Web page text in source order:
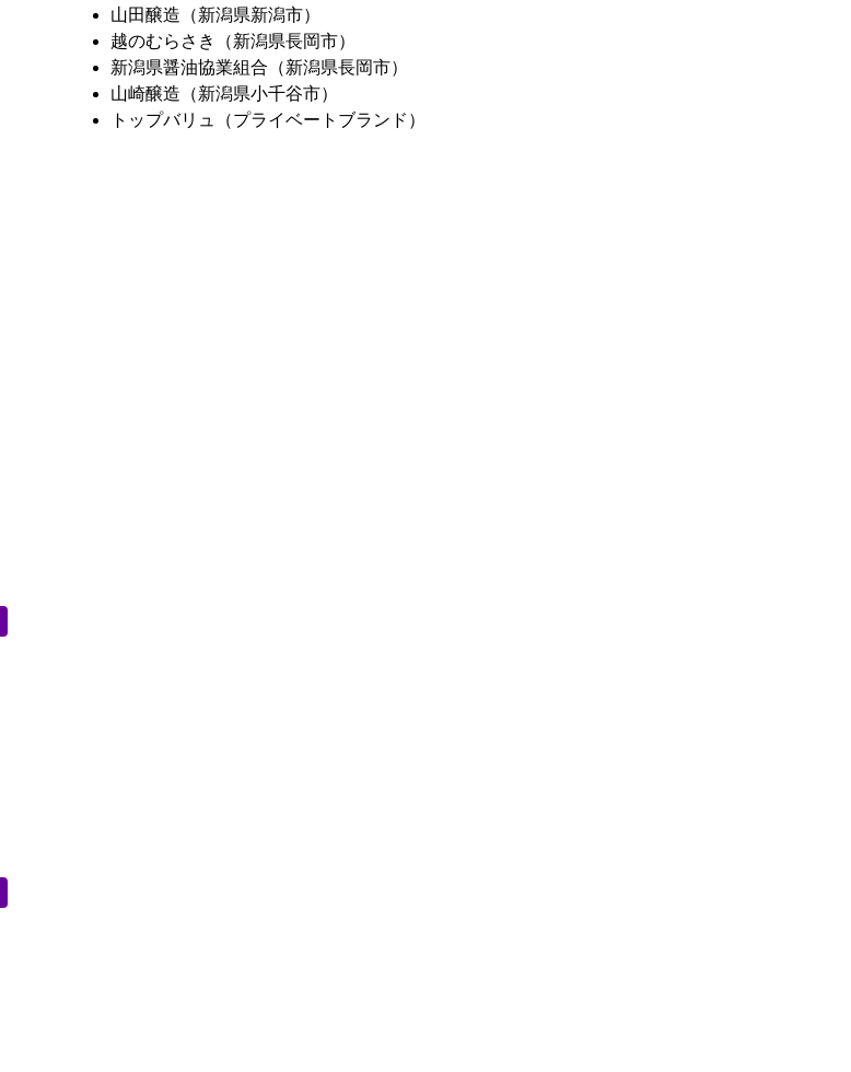
山田醸造（新潟県新潟市）
越のむらさき（新潟県長岡市）
新潟県醤油協業組合（新潟県長岡市）
山崎醸造（新潟県小千谷市）
トップバリュ（プライベートブランド）